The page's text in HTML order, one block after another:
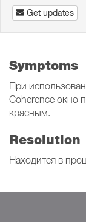
Get updates
Symptoms
При
Coherence окно
красным.
Resolution
Находится в